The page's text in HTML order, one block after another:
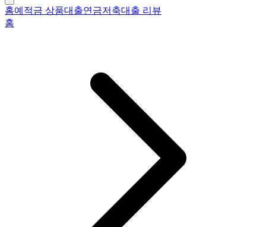
홈예적금 상품대출연금저축대출 리뷰
홈